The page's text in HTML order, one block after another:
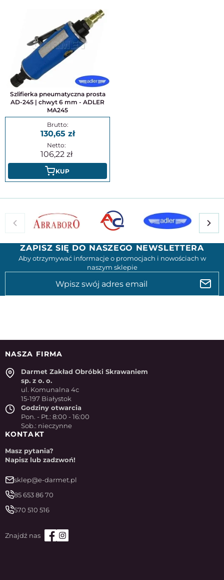
Szlifierka pneumatyczna prosta
AD-245 | chwyt 6 mm - ADLER
MA245
130,65
106,22
KUP
ZAPISZ SIĘ DO NASZEGO NEWSLETTERA
Aby otrzymywać informacje o promocjach i nowościach w
naszym sklepie
NASZA FIRMA
Darmet Zakład Obróbki Skrawaniem
sp. z o. o.
ul. Komunalna 4c
15-197 Białystok
Godziny otwarcia
Pon. - Pt.: 8:00 - 16:00
Sob.: nieczynne
KONTAKT
Masz pytania?
Napisz lub zadzwoń!
sklep@e-darmet.pl
85 653 86 70
570 510 516